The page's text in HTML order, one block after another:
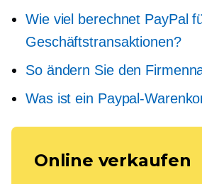
Wie viel berechnet PayPal
Geschäftstransaktionen?
So ändern Sie den
Was ist ein Paypal-
Online verkaufen